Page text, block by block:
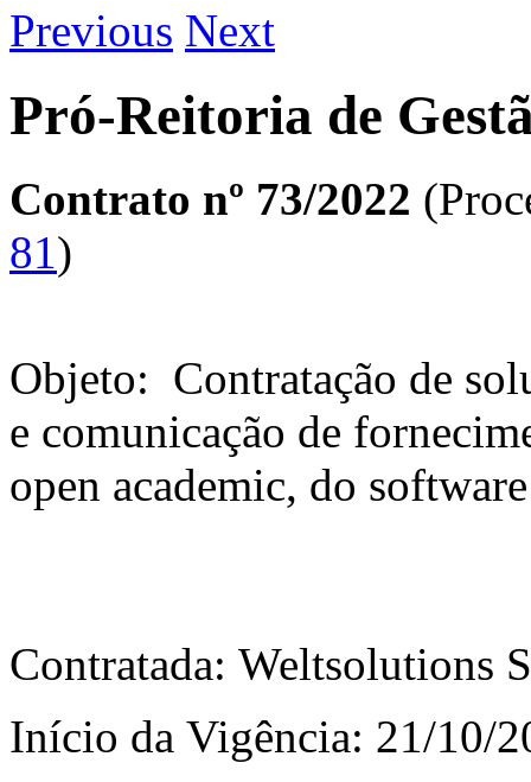
Previous Next
Pró-Reitoria de
Contrato nº 73/2022
81)
Objeto: Contratação de
e comunicação de
open academic, do
Contratada: Weltsolutions
Início da Vigência: 21/10/